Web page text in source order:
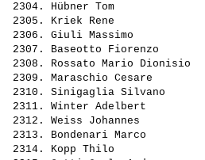
2304. Hübner Tom
2305. Kriek Rene
2306. Giuli Massimo
2307. Baseotto Fiorenzo
2308. Rossato Mario Dionisio
2309. Maraschio Cesare
2310. Sinigaglia Silvano
2311. Winter Adelbert
2312. Weiss Johannes
2313. Bondenari Marco
2314. Kopp Thilo